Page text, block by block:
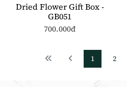
Dried Flower Gift Box -
GB051
700.000đ
1 2